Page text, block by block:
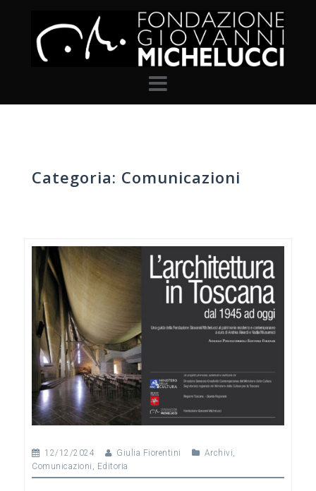
Categoria: Comunicazioni
12/12/2024 Giulia Fiorentini Archivi
Comunicazioni
Editoria